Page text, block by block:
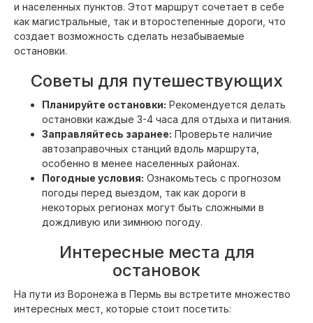
и населенных пунктов. Этот маршрут сочетает в себе
как магистральные, так и второстепенные дороги, что
создает возможность сделать незабываемые
остановки.
Советы для путешествующих
Планируйте остановки: Рекомендуется делать
остановки каждые 3-4 часа для отдыха и питания.
Заправляйтесь заранее: Проверьте наличие
автозаправочных станций вдоль маршрута,
особенно в менее населенных районах.
Погодные условия: Ознакомьтесь с прогнозом
погоды перед выездом, так как дороги в
некоторых регионах могут быть сложными в
дождливую или зимнюю погоду.
Интересные места для
остановок
На пути из Воронежа в Пермь вы встретите множество
интересных мест, которые стоит посетить: